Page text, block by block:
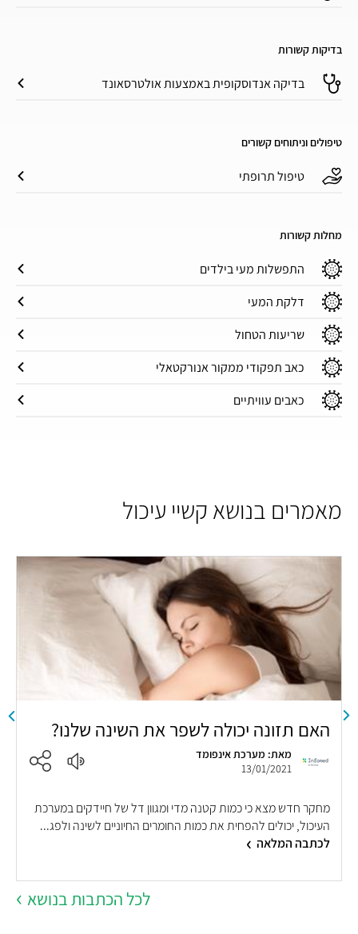
בדיקות קשורות
בדיקה אנדוסקופית באמצעות אולטרסאונד
טיפולים וניתוחים קשורים
טיפול תרופתי
מחלות קשורות
התפשלות מעי בילדים
דלקת המעי
שריעות הטחול
כאב תפקודי ממקור אנורקטאלי
כאבים עוויתיים
מאמרים בנושא קשיי עיכול
האם תזונה יכולה לשפר את השינה שלנו?
מאת: מערכת אינפומד
13/01/2021
מחקר חדש מצא כי כמות קטנה מדי ומגוון דל של חיידקים במערכת
העיכול, יכולים להפחית את כמות החומרים החיוניים לשינה ולפג...
לכתבה המלאה
לכל הכתבות בנושא